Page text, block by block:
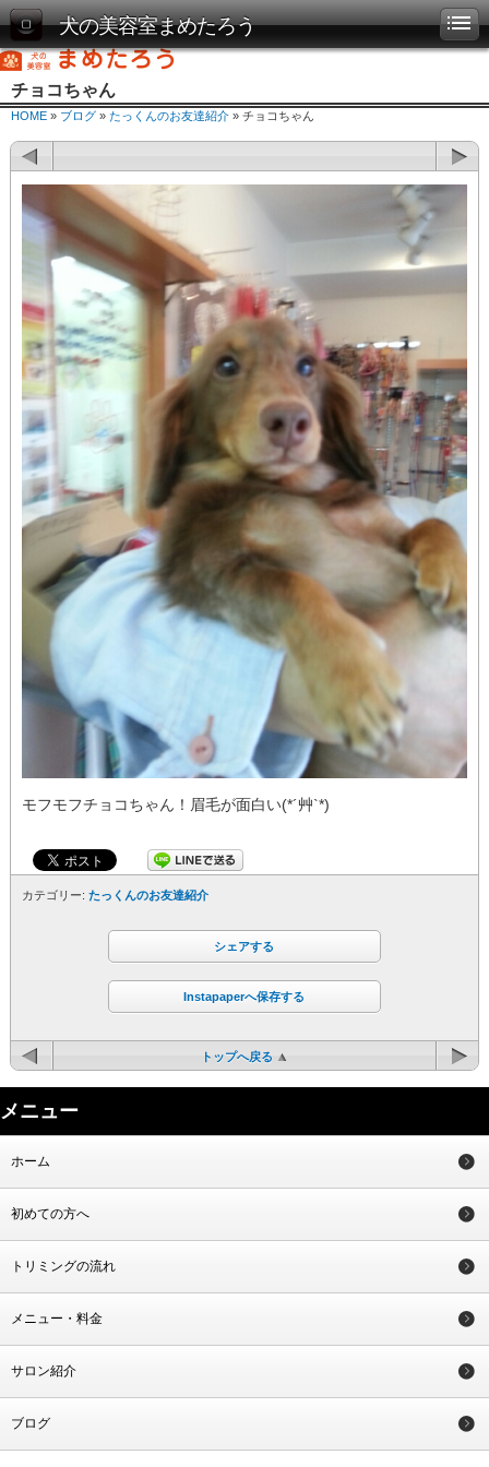
犬の美容室まめたろう
チョコちゃん
HOME » ブログ » たっくんのお友達紹介 » チョコちゃん
モフモフチョコちゃん！眉毛が面白い(*´艸`*)
カテゴリー: たっくんのお友達紹介
シェアする
Instapaperへ保存する
トップへ戻る
メニュー
ホーム
初めての方へ
トリミングの流れ
メニュー・料金
サロン紹介
ブログ